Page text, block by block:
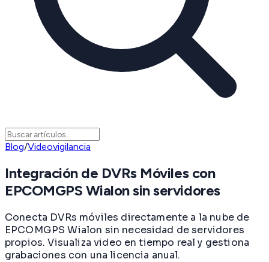
Blog/Videovigilancia
Integración de DVRs Móviles con
EPCOMGPS Wialon sin servidores
Conecta DVRs móviles directamente a la nube de
EPCOMGPS Wialon sin necesidad de servidores
propios. Visualiza video en tiempo real y gestiona
grabaciones con una licencia anual.